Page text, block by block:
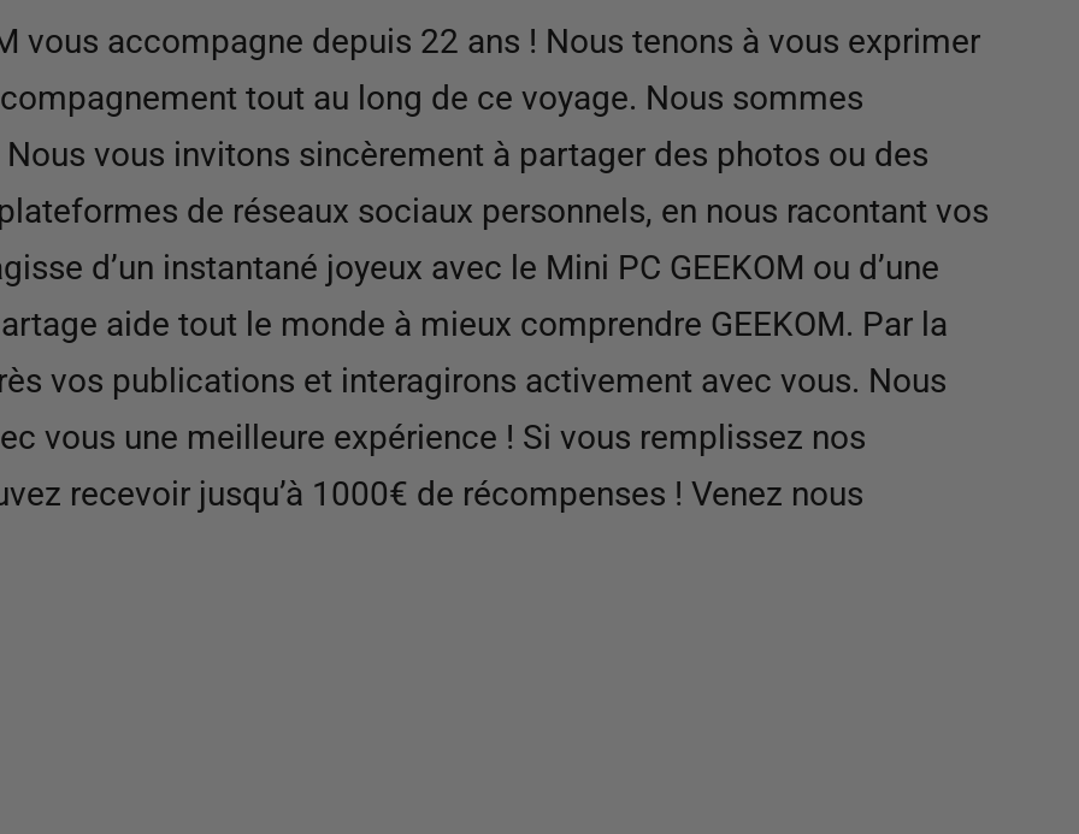
vous accompagne depuis 22 ans ! Nous tenons à vous exprimer
tout au long de ce voyage. Nous sommes
vous invitons sincèrement à partager des photos ou des
de réseaux sociaux personnels, en nous racontant vos
d’un instantané joyeux avec le Mini PC GEEKOM ou d’une
aide tout le monde à mieux comprendre GEEKOM. Par la
vos publications et interagirons activement avec vous. Nous
vous une meilleure expérience ! Si vous remplissez nos
recevoir jusqu’à 1000€ de récompenses ! Venez nous